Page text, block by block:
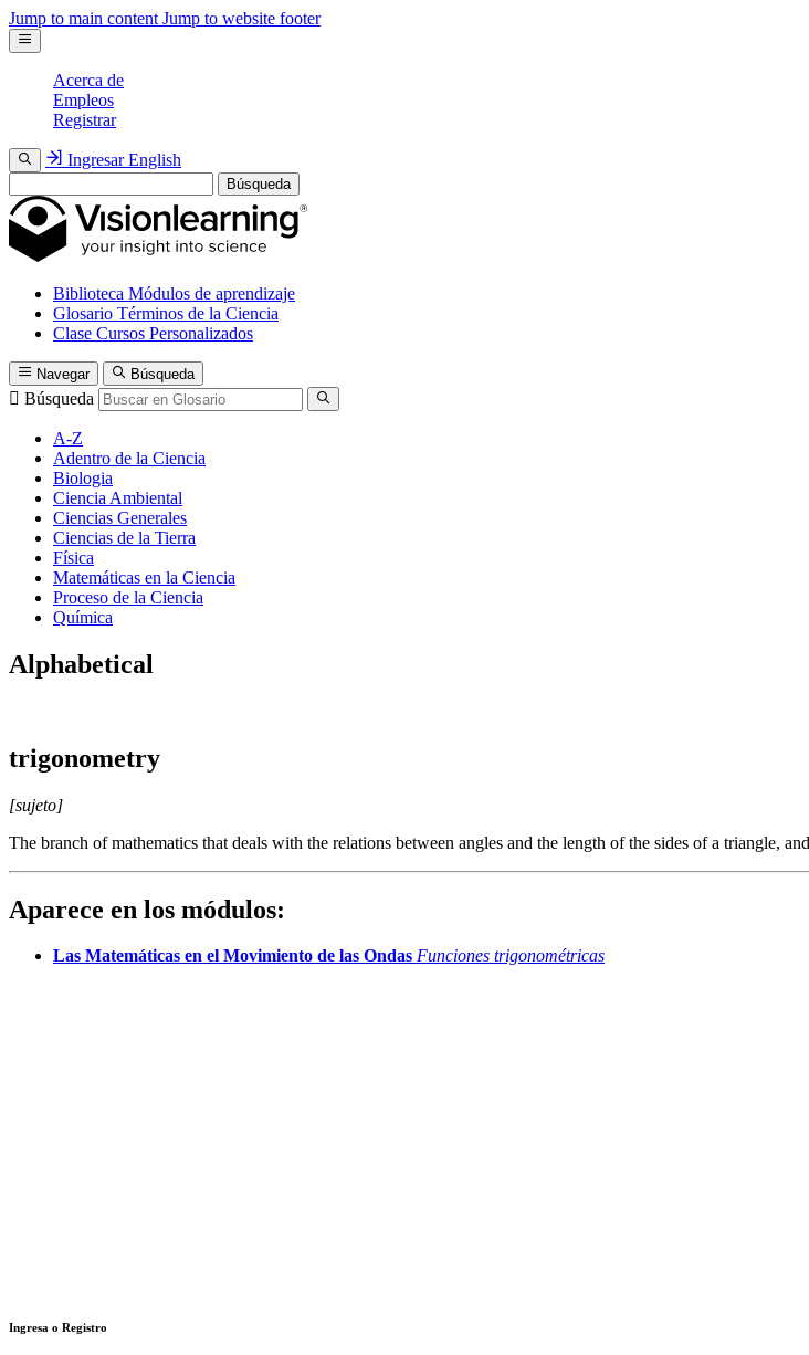
Jump to main content Jump to website footer
Acerca de
Empleos
Registrar
Ingresar English
Búsqueda
Biblioteca Módulos de aprendizaje
Glosario Términos de la Ciencia
Clase Cursos Personalizados
Navegar Búsqueda
Búsqueda
A-Z
Adentro de la Ciencia
Biologia
Ciencia Ambiental
Ciencias Generales
Ciencias de la Tierra
Física
Matemáticas en la Ciencia
Proceso de la Ciencia
Química
Alphabetical
trigonometry
[sujeto]
The branch of mathematics that deals with the relations between angles and the length of the sides of a triangle,
Aparece en los módulos:
Las Matemáticas en el Movimiento de las Ondas Funciones trigonométricas
Ingresa o Registro